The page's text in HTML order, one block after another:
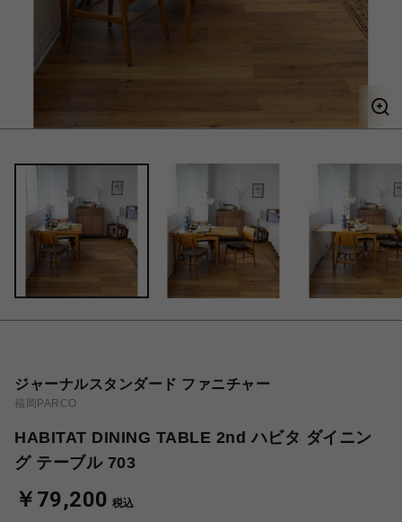
ジャーナルスタンダード ファニチャー
福岡PARCO
HABITAT DINING TABLE 2nd ハビタ ダイニン
グ テーブル 703
￥79,200 税込